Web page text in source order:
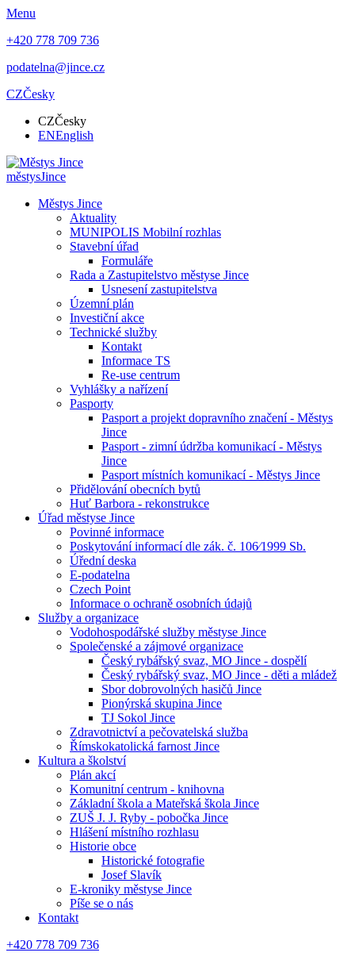
Menu
+420 778 709 736
podatelna@jince.cz
CZČesky
CZČesky
ENEnglish
městysJince
Městys Jince
Aktuality
MUNIPOLIS Mobilní rozhlas
Stavební úřad
Formuláře
Rada a Zastupitelstvo městyse Jince
Usnesení zastupitelstva
Územní plán
Investiční akce
Technické služby
Kontakt
Informace TS
Re-use centrum
Vyhlášky a nařízení
Pasporty
Pasport a projekt dopravního značení - Městys
Jince
Pasport - zimní údržba komunikací - Městys
Jince
Pasport místních komunikací - Městys Jince
Přidělování obecních bytů
Huť Barbora - rekonstrukce
Úřad městyse Jince
Povinné informace
Poskytování informací dle zák. č. 106⁄1999 Sb.
Úřední deska
E-podatelna
Czech Point
Informace o ochraně osobních údajů
Služby a organizace
Vodohospodářské služby městyse Jince
Společenské a zájmové organizace
Český rybářský svaz, MO Jince - dospělí
Český rybářský svaz, MO Jince - děti a mládež
Sbor dobrovolných hasičů Jince
Pionýrská skupina Jince
TJ Sokol Jince
Zdravotnictví a pečovatelská služba
Římskokatolická farnost Jince
Kultura a školství
Plán akcí
Komunitní centrum - knihovna
Základní škola a Mateřská škola Jince
ZUŠ J. J. Ryby - pobočka Jince
Hlášení místního rozhlasu
Historie obce
Historické fotografie
Josef Slavík
E-kroniky městyse Jince
Píše se o nás
Kontakt
+420 778 709 736